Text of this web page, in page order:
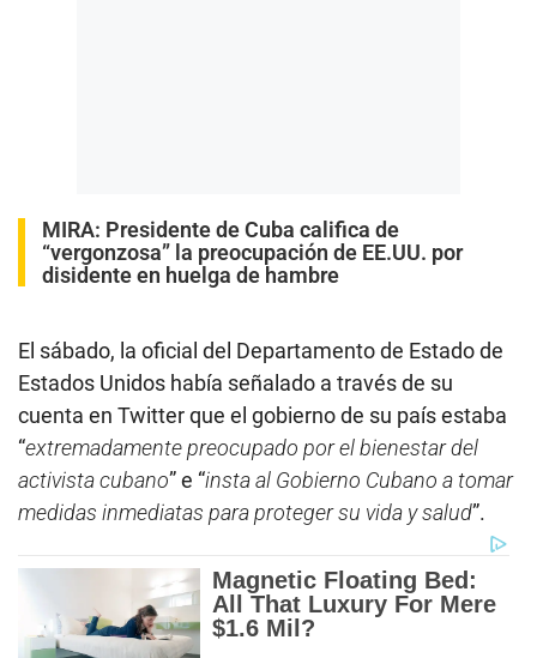
MIRA: Presidente de Cuba califica de
“vergonzosa” la preocupación de EE.UU. por
disidente en huelga de hambre
El sábado, la oficial del Departamento de Estado de
Estados Unidos había señalado a través de su
cuenta en Twitter que el gobierno de su país estaba
“extremadamente preocupado por el bienestar del
activista cubano” e “insta al Gobierno Cubano a tomar
medidas inmediatas para proteger su vida y salud”.